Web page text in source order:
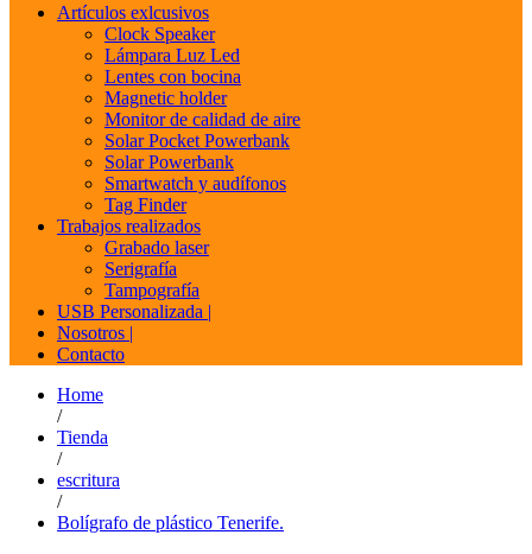
Artículos exlcusivos
Clock Speaker
Lámpara Luz Led
Lentes con bocina
Magnetic holder
Monitor de calidad de aire
Solar Pocket Powerbank
Solar Powerbank
Smartwatch y audífonos
Tag Finder
Trabajos realizados
Grabado laser
Serigrafía
Tampografía
USB Personalizada |
Nosotros |
Contacto
Home
/
Tienda
/
escritura
/
Bolígrafo de plástico Tenerife.